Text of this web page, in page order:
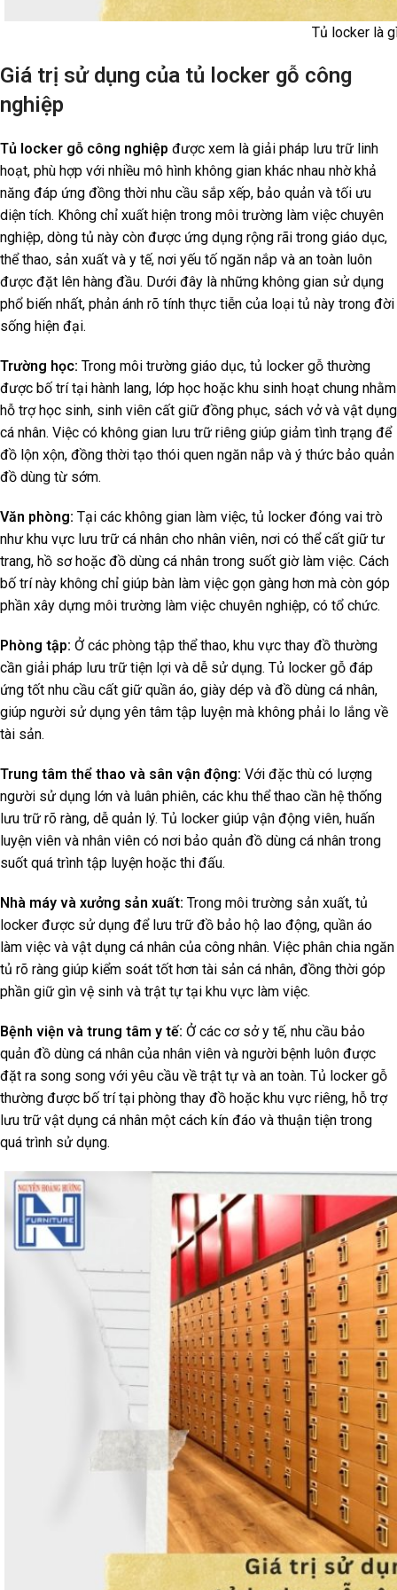
Tủ locker là
Giá trị sử dụng của tủ locker gỗ công
nghiệp
Tủ locker gỗ công nghiệp được xem là giải pháp lưu trữ linh
hoạt, phù hợp với nhiều mô hình không gian khác nhau nhờ khả
năng đáp ứng đồng thời nhu cầu sắp xếp, bảo quản và tối ưu
diện tích. Không chỉ xuất hiện trong môi trường làm việc chuyên
nghiệp, dòng tủ này còn được ứng dụng rộng rãi trong giáo dục,
thể thao, sản xuất và y tế, nơi yếu tố ngăn nắp và an toàn luôn
được đặt lên hàng đầu. Dưới đây là những không gian sử dụng
phổ biến nhất, phản ánh rõ tính thực tiễn của loại tủ này trong đời
sống hiện đại.
Trường học: Trong môi trường giáo dục, tủ locker gỗ thường
được bố trí tại hành lang, lớp học hoặc khu sinh hoạt chung nhằm
hỗ trợ học sinh, sinh viên cất giữ đồng phục, sách vở và vật dụng
cá nhân. Việc có không gian lưu trữ riêng giúp giảm tình trạng để
đồ lộn xộn, đồng thời tạo thói quen ngăn nắp và ý thức bảo quản
đồ dùng từ sớm.
Văn phòng: Tại các không gian làm việc, tủ locker đóng vai trò
như khu vực lưu trữ cá nhân cho nhân viên, nơi có thể cất giữ tư
trang, hồ sơ hoặc đồ dùng cá nhân trong suốt giờ làm việc. Cách
bố trí này không chỉ giúp bàn làm việc gọn gàng hơn mà còn góp
phần xây dựng môi trường làm việc chuyên nghiệp, có tổ chức.
Phòng tập: Ở các phòng tập thể thao, khu vực thay đồ thường
cần giải pháp lưu trữ tiện lợi và dễ sử dụng. Tủ locker gỗ đáp
ứng tốt nhu cầu cất giữ quần áo, giày dép và đồ dùng cá nhân,
giúp người sử dụng yên tâm tập luyện mà không phải lo lắng về
tài sản.
Trung tâm thể thao và sân vận động: Với đặc thù có lượng
người sử dụng lớn và luân phiên, các khu thể thao cần hệ thống
lưu trữ rõ ràng, dễ quản lý. Tủ locker giúp vận động viên, huấn
luyện viên và nhân viên có nơi bảo quản đồ dùng cá nhân trong
suốt quá trình tập luyện hoặc thi đấu.
Nhà máy và xưởng sản xuất: Trong môi trường sản xuất, tủ
locker được sử dụng để lưu trữ đồ bảo hộ lao động, quần áo
làm việc và vật dụng cá nhân của công nhân. Việc phân chia ngăn
tủ rõ ràng giúp kiểm soát tốt hơn tài sản cá nhân, đồng thời góp
phần giữ gìn vệ sinh và trật tự tại khu vực làm việc.
Bệnh viện và trung tâm y tế: Ở các cơ sở y tế, nhu cầu bảo
quản đồ dùng cá nhân của nhân viên và người bệnh luôn được
đặt ra song song với yêu cầu về trật tự và an toàn. Tủ locker gỗ
thường được bố trí tại phòng thay đồ hoặc khu vực riêng, hỗ trợ
lưu trữ vật dụng cá nhân một cách kín đáo và thuận tiện trong
quá trình sử dụng.